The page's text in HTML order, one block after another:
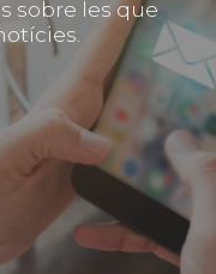
sobre les que